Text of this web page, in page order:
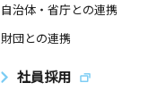
自治体・省庁との連携
財団との連携
社員採用